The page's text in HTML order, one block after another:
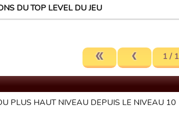
DU TOP LEVEL DU JEU
1 / 1
PLUS HAUT NIVEAU DEPUIS LE NIVEAU 10